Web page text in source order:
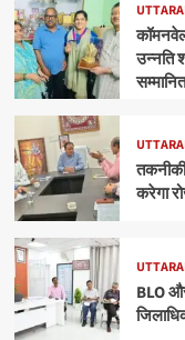
उन्नति
सम्मानित
करेगा
BLO